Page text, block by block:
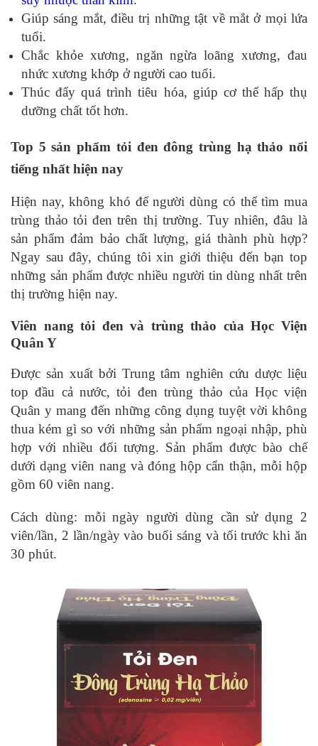
Giúp sáng mắt, điều trị những tật về mắt ở mọi lứa
tuổi.
Chắc khỏe xương, ngăn ngừa loãng xương, đau
nhức xương khớp ở người cao tuổi.
Thúc đẩy quá trình tiêu hóa, giúp cơ thể hấp thụ
dưỡng chất tốt hơn.
Top 5 sản phẩm tỏi đen đông trùng hạ thảo nổi
tiếng nhất hiện nay
Hiện nay, không khó để người dùng có thể tìm mua
trùng thảo tỏi đen trên thị trường. Tuy nhiên, đâu là
sản phẩm đảm bảo chất lượng, giá thành phù hợp?
Ngay sau đây, chúng tôi xin giới thiệu đến bạn top
những sản phẩm được nhiều người tin dùng nhất trên
thị trường hiện nay.
Viên nang tỏi đen và trùng thảo của Học Viện
Quân Y
Được sản xuất bởi Trung tâm nghiên cứu dược liệu
top đầu cả nước, tỏi đen trùng thảo của Học viện
Quân y mang đến những công dụng tuyệt vời không
thua kém gì so với những sản phẩm ngoại nhập, phù
hợp với nhiều đối tượng. Sản phẩm được bào chế
dưới dạng viên nang và đóng hộp cẩn thận, mỗi hộp
gồm 60 viên nang.
Cách dùng: mỗi ngày người dùng cần sử dụng 2
viên/lần, 2 lần/ngày vào buổi sáng và tối trước khi ăn
30 phút.